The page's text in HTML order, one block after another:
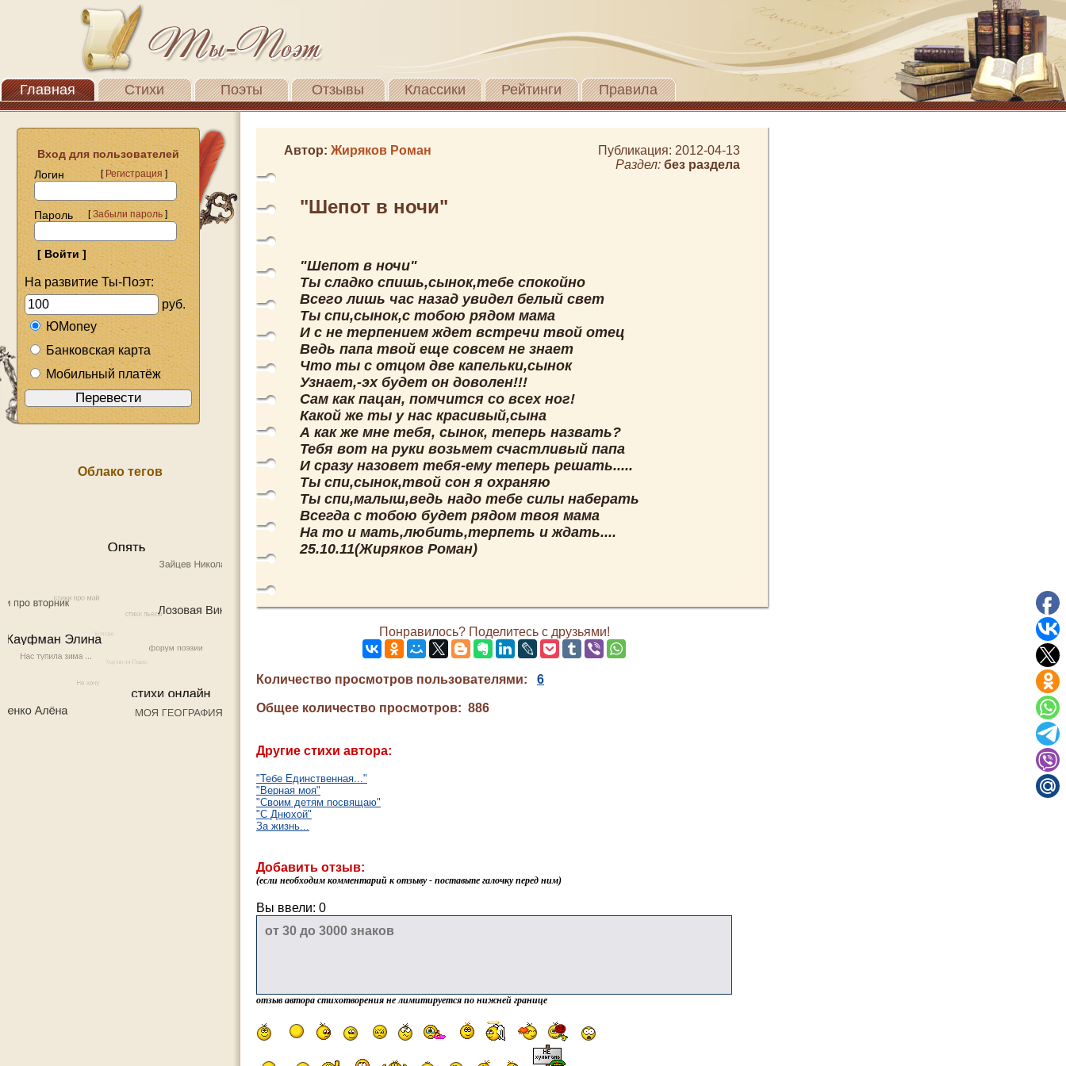
Главная Стихи Поэты Отзывы Классики Рейтинги Правила
Вход для пользователей
Логин
[Регистрация]
Пароль [Забыли пароль]
На развитие Ты-Поэт:
руб.
ЮMoney
Банковская карта
Мобильный платёж
Облако тегов
Автор: Жиряков Роман
Публикация: 2012-04-13
Раздел: без раздела
"Шепот в ночи"
"Шепот в ночи"
Ты сладко спишь,сынок,тебе спокойно
Всего лишь час назад увидел белый свет
Ты спи,сынок,с тобою рядом мама
И с не терпением ждет встречи твой отец
Ведь папа твой еще совсем не знает
Что ты с отцом две капельки,сынок
Узнает,-эх будет он доволен!!!
Сам как пацан, помчится со всех ног!
Какой же ты у нас красивый,сына
А как же мне тебя, сынок, теперь назвать?
Тебя вот на руки возьмет счастливый папа
И сразу назовет тебя-ему теперь решать.....
Ты спи,сынок,твой сон я охраняю
Ты спи,малыш,ведь надо тебе силы наберать
Всегда с тобою будет рядом твоя мама
На то и мать,любить,терпеть и ждать....
25.10.11(Жиряков Роман)
Понравилось? Поделитесь с друзьями!
Количество просмотров пользователями: 6
Общее количество просмотров: 886
Другие стихи автора:
"Тебе Единственная..."
"Верная моя"
"Своим детям посвящаю"
"С Днюхой"
За жизнь...
Добавить отзыв:
(если необходим комментарий к отзыву - поставьте галочку перед ним)
Вы ввели: 0
отзыв автора стихотворения не лимитируется по нижней границе